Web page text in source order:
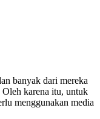
banyak dari mereka
Oleh karena itu, untuk
menggunakan media